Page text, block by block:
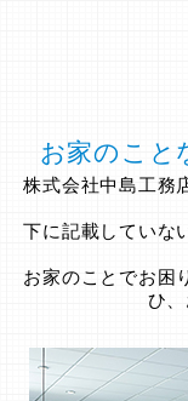
お家のこと
株式会社中島工務
下に記載していな
お家のことでお困
ひ